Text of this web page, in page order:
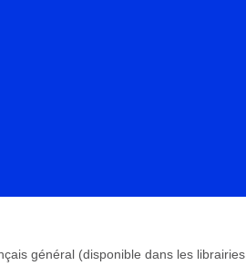
général (disponible dans les librairies